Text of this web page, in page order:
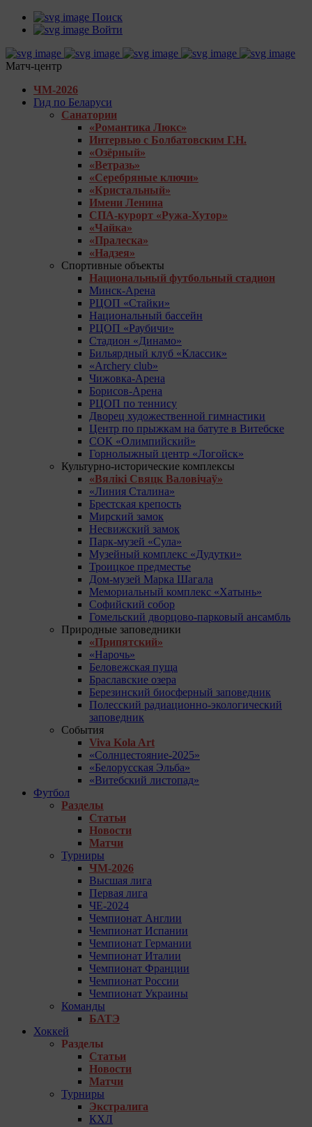
Поиск
Войти
Матч-центр
ЧМ-2026
Гид по Беларуси
Санатории
«Романтика Люкс»
Интервью с Болбатовским Г.Н.
«Озёрный»
«Ветразь»
«Серебряные ключи»
«Кристальный»
Имени Ленина
СПА-курорт «Ружа-Хутор»
«Чайка»
«Пралеска»
«Надзея»
Спортивные объекты
Национальный футбольный стадион
Минск-Арена
РЦОП «Стайки»
Национальный бассейн
РЦОП «Раубичи»
Стадион «Динамо»
Бильярдный клуб «Классик»
«Archery club»
Чижовка-Арена
Борисов-Арена
РЦОП по теннису
Дворец художественной гимнастики
Центр по прыжкам на батуте в Витебске
СОК «Олимпийский»
Горнолыжный центр «Логойск»
Культурно-исторические комплексы
«Вялікі Свяцк Валовічаў»
«Линия Сталина»
Брестская крепость
Мирский замок
Несвижский замок
Парк-музей «Сула»
Музейный комплекс «Дудутки»
Троицкое предместье
Дом-музей Марка Шагала
Мемориальный комплекс «Хатынь»
Софийский собор
Гомельский дворцово-парковый ансамбль
Природные заповедники
«Припятский»
«Нарочь»
Беловежская пуща
Браславские озера
Березинский биосферный заповедник
Полесский радиационно-экологический
заповедник
События
Viva Kola Art
«Солнцестояние-2025»
«Белорусская Эльба»
«Витебский листопад»
Футбол
Разделы
Статьи
Новости
Матчи
Турниры
ЧМ-2026
Высшая лига
Первая лига
ЧЕ-2024
Чемпионат Англии
Чемпионат Испании
Чемпионат Германии
Чемпионат Италии
Чемпионат Франции
Чемпионат России
Чемпионат Украины
Команды
БАТЭ
Хоккей
Разделы
Статьи
Новости
Матчи
Турниры
Экстралига
КХЛ